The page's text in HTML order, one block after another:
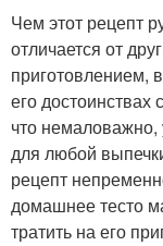
Чем этот рецепт
отличается от
приготовлением,
его достоинствах
что
для любой
рецепт
домашнее тесто
тратить на его